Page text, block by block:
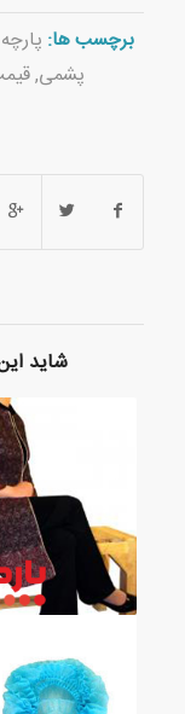
برچسب ها:
پشمی,
شاید